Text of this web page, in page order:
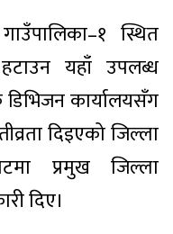
स्थित
यहाँ उपलब्ध
कार्यालयसँग
दिइएको जिल्ला
प्रमुख जिल्ला
दिए।